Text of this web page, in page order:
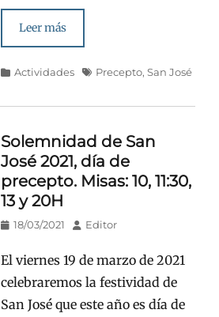
Leer más
Categorías
Actividades Etiquetas
Precepto,San José
Solemnidad de San
José 2021, día de
precepto. Misas: 10, 11:30,
13 y 20H
Publicado
18/03/2021 AutorEditor
El viernes 19 de marzo de 2021
celebraremos la festividad de
San José que este año es día de